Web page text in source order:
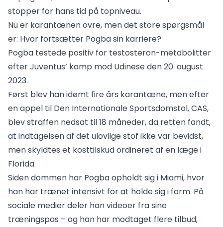
stopper for hans tid på topniveau.
Nu er karantænen ovre, men det store spørgsmål
er: Hvor fortsætter Pogba sin karriere?
Pogba testede positiv for testosteron-metabolitter
efter Juventus’ kamp mod Udinese den 20. august
2023.
Først blev han idømt fire års karantæne, men efter
en appel til Den Internationale Sportsdomstol, CAS,
blev straffen nedsat til 18 måneder, da retten fandt,
at indtagelsen af det ulovlige stof ikke var bevidst,
men skyldtes et kosttilskud ordineret af en læge i
Florida.
Siden dommen har Pogba opholdt sig i Miami, hvor
han har trænet intensivt for at holde sig i form. På
sociale medier deler han videoer fra sine
træningspas – og han har modtaget flere tilbud,